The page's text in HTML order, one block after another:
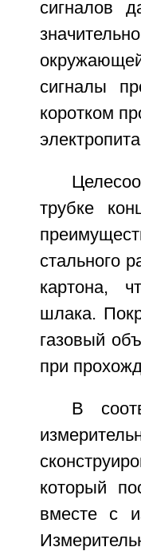
сигналов
сигналы
коротком
трубке
стального
картона,
шлака.
газовый
при
В
который
вместе с